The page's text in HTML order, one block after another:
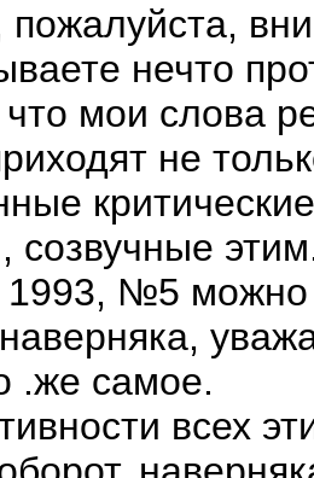
пожалуйста,
нечто
мои слова
не
созвучные
№5 можно
.же самое.
всех